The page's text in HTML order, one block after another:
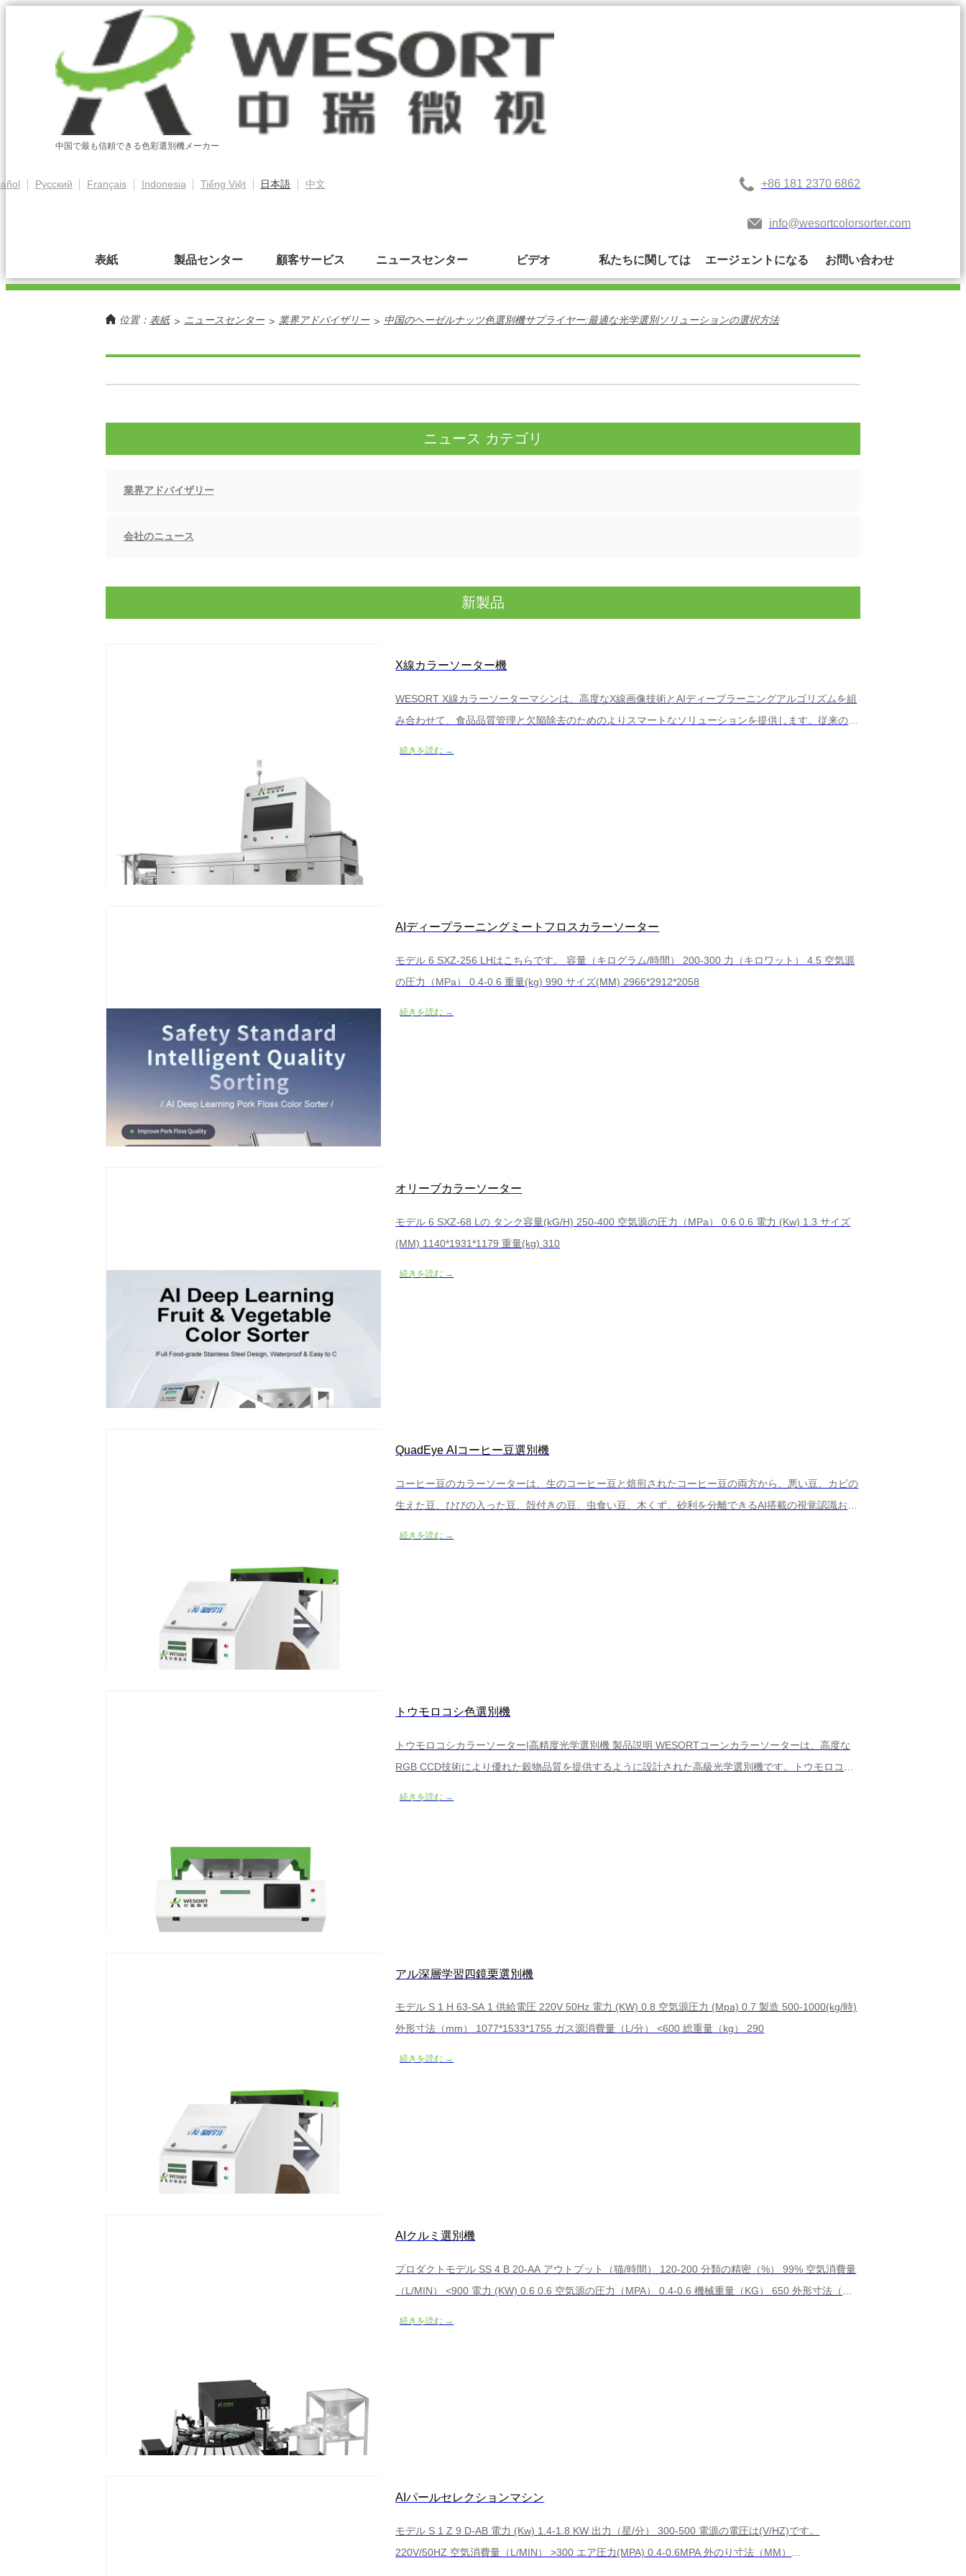
中国で最も信頼できる色彩選別機メーカー
+86 181 2370 6862
Pусский Français Indonesia Tiếng Việt 日本語 中文
info@wesortcolorsorter.com
表紙 製品センター 顧客サービス ニュースセンター ビデオ 私たちに関しては エージェントになる お問い合わせ
位置： 表紙 > ニュースセンター > 業界アドバイザリー > 中国のヘーゼルナッツ色選別機サプライヤー:最適な光学選別ソリューションの選択方法
ニュース カテゴリ
業界アドバイザリー
会社のニュース
新製品
X線カラーソーター機
WESORT X線カラーソーターマシンは、高度なX線画像技術とAIディープラーニングアルゴリズムを組
み合わせて、食品品質管理と欠陥除去のためのよりスマートなソリューションを提供します。従来の光
続きを読む →
AIディープラーニングミートフロスカラーソーター
モデル 6 SXZ-256 LHはこちらです。 容量（キログラム/時間） 200-300 力（キロワット） 4.5 空気源
の圧力（MPa） 0.4-0.6 重量(kg) 990 サイズ(MM) 2966*2912*2058
続きを読む →
オリーブカラーソーター
モデル 6 SXZ-68 Lの タンク容量(kG/H) 250-400 空気源の圧力（MPa） 0.6 0.6 電力 (Kw) 1.3 サイズ
(MM) 1140*1931*1179 重量(kg) 310
続きを読む →
QuadEye AIコーヒー豆選別機
コーヒー豆のカラーソーターは、生のコーヒー豆と焙煎されたコーヒー豆の両方から、悪い豆、カビの
生えた豆、ひびの入った豆、殻付きの豆、虫食い豆、木くず、砂利を分離できるAI搭載の視覚認識およ
続きを読む →
トウモロコシ色選別機
トウモロコシカラーソーター|高精度光学選別機 製品説明 WESORTコーンカラーソーターは、高度な
RGB CCD技術により優れた穀物品質を提供するように設計された高級光学選別機です。トウモロコシ
続きを読む →
アル深層学習四鏡栗選別機
モデル S 1 H 63-SA 1 供給電圧 220V 50Hz 電力 (KW) 0.8 空気源圧力 (Mpa) 0.7 製造 500-1000(kg/時)
外形寸法（mm） 1077*1533*1755 ガス源消費量（L/分） <600 総重量（kg） 290
続きを読む →
AIクルミ選別機
プロダクトモデル SS 4 B 20-AA アウトプット（猫/時間） 120-200 分類の精密（%） 99% 空気消費量
（L/MIN） <900 電力 (KW) 0.6 0.6 空気源の圧力（MPA） 0.4-0.6 機械重量（KG） 650 外形寸法（ミ
続きを読む →
AIパールセレクションマシン
モデル S 1 Z 9 D-AB 電力 (Kw) 1.4-1.8 KW 出力（星/分） 300-500 電源の電圧は(V/HZ)です。
220V/50HZ 空気消費量（L/MIN） >300 エア圧力(MPA) 0.4-0.6MPA 外のり寸法（MM）